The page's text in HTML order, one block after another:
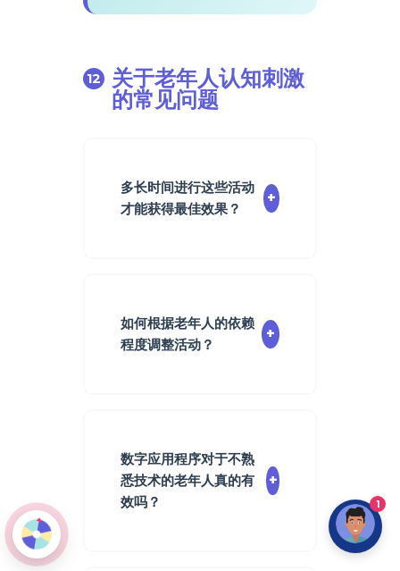
关于老年人认知刺激
的常见问题
多长时间进行这些活动
才能获得最佳效果？
+
体育锻炼，以及每周2到3
次社交活动。这种分配能
如何根据老年人的依赖
程度调整活动？
+
动。如果有轻微的缺陷，
简化指令并缩短时间。对
于依赖的人，专注于感官
数字应用程序对于不熟
悉技术的老年人真的有
效吗？
+
1